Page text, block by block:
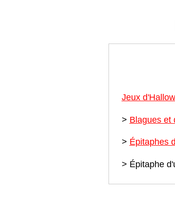
Jeux
> Blagues et
> Épitaphes
> Épitaphe